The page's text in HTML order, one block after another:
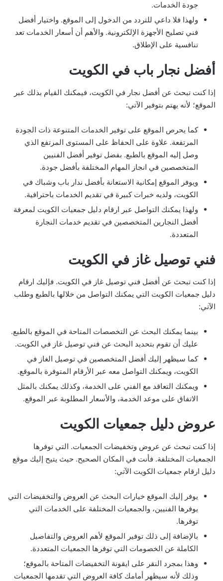
جودة الخدمات.
ولهذا فلا داعي للتردد من الدخول إلى الموقع. واختيار أفضل
فني تصليح الأجهزة الإلكترونية. والأهم أن أسعار الخدمات تعد
تنافسية على الإطلاق.
أفضل نجار باب في الكويت
إذا كنت تبحث عن أفضل نجار في الكويت، فيمكنك القيام بذلك عبر
الموقع؛ لأنه يهتم بتوفير الآتي:
كما يحرص الموقع على توفير الخدمات المتنوعة ذات الجودة
المرتفعة. علاوة على الحفاظ على المستوى المرتفع الذي
وصل إليه الموقع بالطبع. بفضل توفير أفضل الفنيين
المتخصصين في انجاز المهام المختلفة بأفضل جودة.
ويوفر الموقع إمكانية الاستعانة بأفضل ندار باب وشباك في
الكويت، ولديه خبرات كبيرة في تقديم الخدمات باحترافية.
ولهذا يمكنك التواصل عبر ارقام دليل جمعيات الكويت لمعرفة
أفضل النجارين المتخصصين في تقديم خدمات النجارة
المتعددة.
فني توصيل غاز في الكويت
إذا كنت تبحث عن أفضل فني توصيل غاز في الكويت. فإليك ارقام
دليل جمعيات الكويت التي يمكنك التواصل من خلالها بالطبع وطلب
الآتي:
بينما يمكنك البحث عن التخصصات المتاحة في الموقع بالطبع.
عليك أن تقوم بتحديد البحث عن فني توصيل غاز في الكويت.
كما سيظهر إليك أفضل المتخصصين في توصيل الغاز في
الكويت، ويمكنك التواصل معه عبر الأرقام المتوفرة بالموقع.
ويمكنك التعاقد مع الفني على الخدمة، وكذلك يمكنك بالمثل
الاتفاق على موعد الخدمة، والأسعار المطلوبة عبر الموقع.
عروض دليل جمعيات الكويت
إذا كنت تبحث عن عروض وتخفيضات الجمعيات. التي توفرها
الجمعيات المختلفة. فأنت في المكان الصحيح. حيث يتيح إليك موقع
دليل ارقام جمعيات الكويت الآتي:
يوفر إليك الموقع خيارات البحث عن العروض والتخفيضات التي
يوفرها الفنيين، والجمعيات المختلفة على الخدمات التي
توفرها.
بالإضافة إلى ذلك توفير الموقع لأهم العروض والتفاصيل
الكاملة عن الخصومات التي توفرها الجمعيات المتعددة.
وهذا بمجرد النقر على ايقونة التخفيضات المتاحة بالموقع؛
وذلك لأنه سيظهر أمامك كافة العروض التي تقدمها الجمعيات